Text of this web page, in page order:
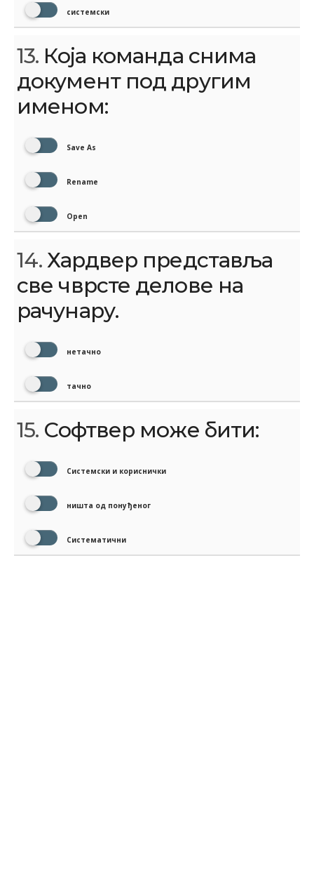
системски
13. Која команда снима
документ под другим
именом:
Save As
Rename
Open
14.Хардвер представља
све чврсте делове на
рачунару.
нетачно
тачно
15. Софтвер може бити:
Системски и кориснички
ништа од понуђеног
Систематични